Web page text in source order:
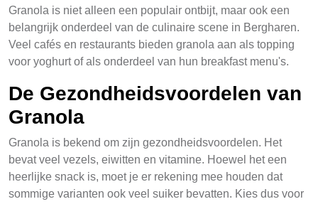
Granola is niet alleen een populair ontbijt, maar ook een
belangrijk onderdeel van de culinaire scene in Bergharen.
Veel cafés en restaurants bieden granola aan als topping
voor yoghurt of als onderdeel van hun breakfast menu's.
De Gezondheidsvoordelen van
Granola
Granola is bekend om zijn gezondheidsvoordelen. Het
bevat veel vezels, eiwitten en vitamine. Hoewel het een
heerlijke snack is, moet je er rekening mee houden dat
sommige varianten ook veel suiker bevatten. Kies dus voor